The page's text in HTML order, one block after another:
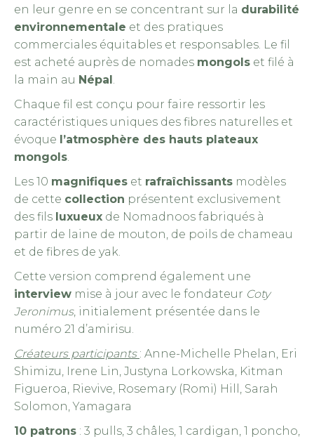
en leur genre en se concentrant sur la durabilité
environnementale et des pratiques
commerciales équitables et responsables. Le fil
est acheté auprès de nomades mongols et filé à
la main au Népal .
Chaque fil est conçu pour faire ressortir les
caractéristiques uniques des fibres naturelles et
évoque l’atmosphère des hauts plateaux
mongols.
Les 10 magnifiques et rafraîchissants modèles
de cette collection présentent exclusivement
des fils luxueux de Nomadnoos fabriqués à
partir de laine de mouton, de poils de chameau
et de fibres de yak.
Cette version comprend également une
interview mise à jour avec le fondateur Coty
Jeronimus, initialement présentée dans le
numéro 21 d’amirisu.
Créateurs participants : Anne-Michelle Phelan, Eri
Shimizu, Irene Lin, Justyna Lorkowska, Kitman
Figueroa, Rievive, Rosemary (Romi) Hill, Sarah
Solomon, Yamagara
10 patrons : 3 pulls, 3 châles, 1 cardigan, 1 poncho,